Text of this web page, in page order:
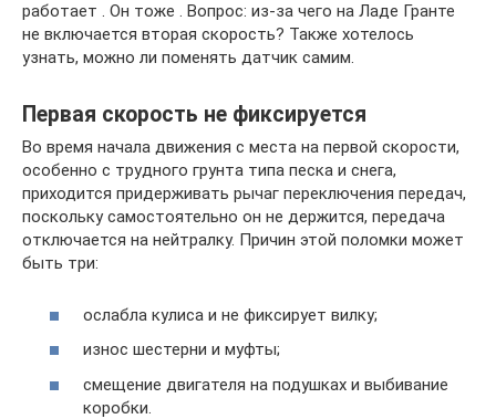
работает . Он тоже . Вопрос: из-за чего на Ладе Гранте
не включается вторая скорость? Также хотелось
узнать, можно ли поменять датчик самим.
Первая скорость не фиксируется
Во время начала движения с места на первой скорости,
особенно с трудного грунта типа песка и снега,
приходится придерживать рычаг переключения передач,
поскольку самостоятельно он не держится, передача
отключается на нейтралку. Причин этой поломки может
быть три:
ослабла кулиса и не фиксирует вилку;
износ шестерни и муфты;
смещение двигателя на подушках и выбивание
коробки.